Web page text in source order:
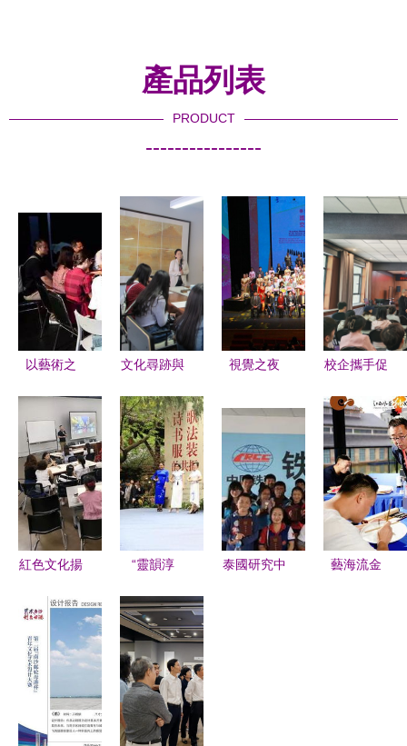
產品列表
PRODUCT
----------------
以藝術之
春與奉獻
《十年》主
創與支教志
愿者共話成
長
文化尋跡與
新聞中心學
生記者參觀
曇華林藝術
區聚焦當代
流策劃
視覺之夜
的視覺交流
與創意融合
校企攜手促
融合譜新篇
——音樂與
舞蹈學院與
海天集團伊
犁歡樂嘉年
華文旅城訪
紅色文化揚
義市骨干班
主任高級研
修班走進中
華藝術宮
“靈韻淳
家訓書法作
品展在杜甫
草堂啟幕
一場跨越時
空的文化對
泰國研究中
藝海流金